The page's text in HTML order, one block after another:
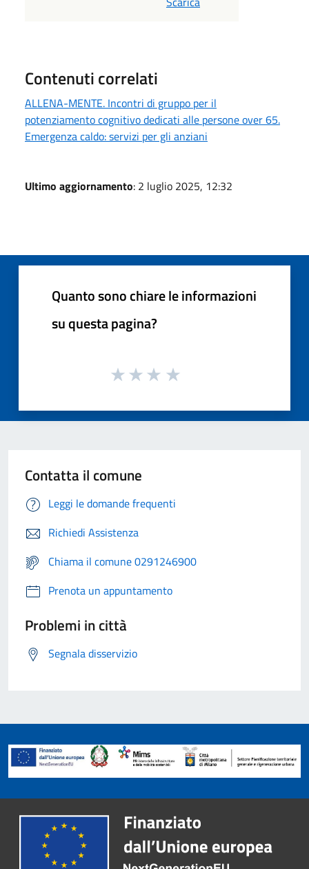
Contenuti correlati
ALLENA-MENTE. Incontri di gruppo per il
potenziamento cognitivo dedicati alle persone over 65.
Emergenza caldo: servizi per gli anziani
Ultimo aggiornamento: 2 luglio 2025, 12:32
Quanto sono chiare le informazioni
su questa pagina?
Contatta il comune
Leggi le domande frequenti
Richiedi Assistenza
Chiama il comune 0291246900
Prenota un appuntamento
Problemi in città
Segnala disservizio